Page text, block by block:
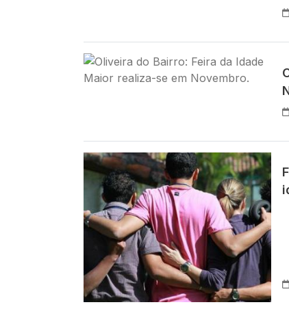
Imagem
Imagem